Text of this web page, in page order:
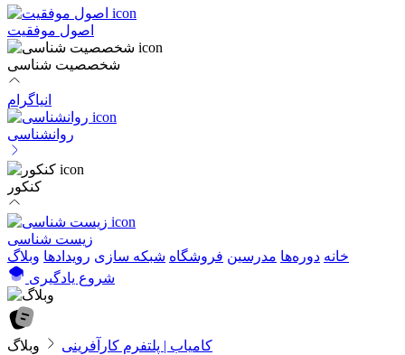
اصول موفقیت
شخصصیت شناسی
انیاگرام
روانشناسی
کنکور
زیست شناسی
خانه دوره‌ها مدرسین فروشگاه شبکه سازی رویداد‌ها وبلاگ
شروع یادگیری
کامیاب | پلتفرم کارآفرینی وبلاگ